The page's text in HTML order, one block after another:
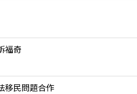
福奇
移民問題合作